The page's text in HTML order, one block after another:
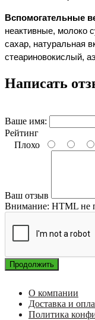
Вспомогательные
неактивные, молоко
сахар, натуральная
стеариновокислый,
Написать
Ваше имя:
Рейтинг
Плохо
Ваш отзыв
Внимание: HTML не
Продолжить
О компании
Доставка и
Политика